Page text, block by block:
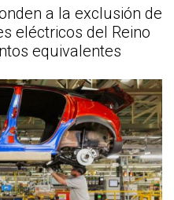
a la exclusión de
eléctricos del Reino
equivalentes